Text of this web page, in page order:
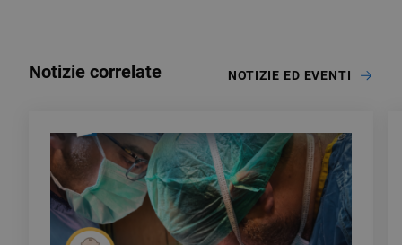
Notizie correlate NOTIZIE ED EVENTI